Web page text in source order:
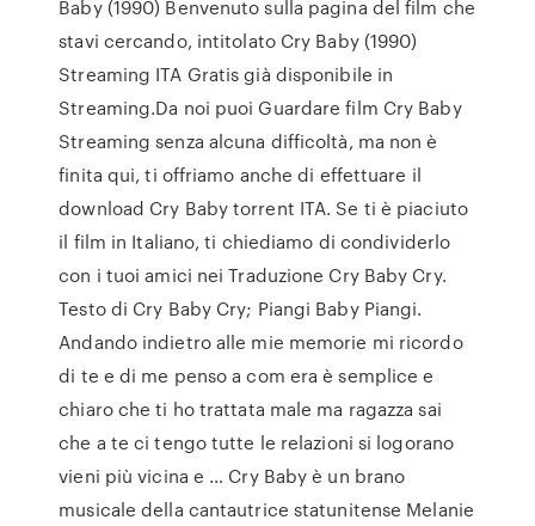
Baby (1990) Benvenuto sulla pagina del film che
stavi cercando, intitolato Cry Baby (1990)
Streaming ITA Gratis già disponibile in
Streaming.Da noi puoi Guardare film Cry Baby
Streaming senza alcuna difficoltà, ma non è
finita qui, ti offriamo anche di effettuare il
download Cry Baby torrent ITA. Se ti è piaciuto
il film in Italiano, ti chiediamo di condividerlo
con i tuoi amici nei Traduzione Cry Baby Cry.
Testo di Cry Baby Cry; Piangi Baby Piangi.
Andando indietro alle mie memorie mi ricordo
di te e di me penso a com era è semplice e
chiaro che ti ho trattata male ma ragazza sai
che a te ci tengo tutte le relazioni si logorano
vieni più vicina e … Cry Baby è un brano
musicale della cantautrice statunitense Melanie